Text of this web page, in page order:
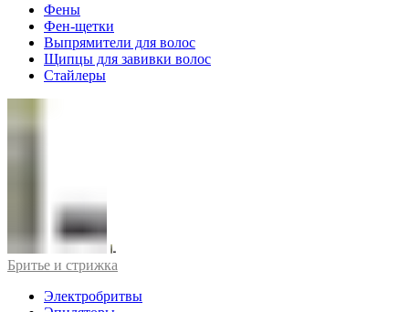
Фены
Фен-щетки
Выпрямители для волос
Щипцы для завивки волос
Стайлеры
Бритье и стрижка
Электробритвы